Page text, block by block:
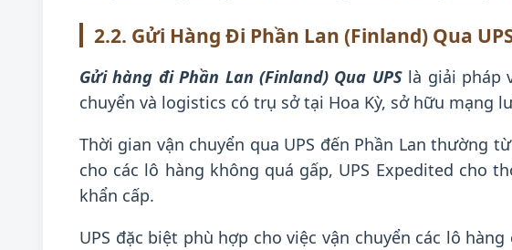
2.2. Gửi Hàng Đi Phần Lan (Finland) Qua
Gửi hàng đi Phần Lan (Finland) Qua UPSlà giải pháp
chuyển và logistics có trụ sở tại Hoa Kỳ, sở hữu mạng
Thời gian vận chuyển qua UPS đến Phần Lan thường
cho các lô hàng không quá gấp, UPS Expedited cho
khẩn cấp.
UPS đặc biệt phù hợp cho việc vận chuyển các lô